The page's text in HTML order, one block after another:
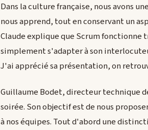
Dans la culture française, nous avons
nous apprend, tout en conservant un
Claude explique que Scrum fonctionne
simplement s'adapter à son
J'ai apprécié sa présentation, on
Guillaume Bodet, directeur technique
soirée. Son objectif est de nous
à nos équipes. Tout d'abord une